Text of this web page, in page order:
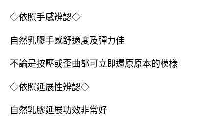
◇依照手感辨認◇
自然乳膠手感舒適度及彈力佳
不論是按壓或歪曲都可立即還原原本的模樣
◇依照延展性辨認◇
自然乳膠延展功效非常好